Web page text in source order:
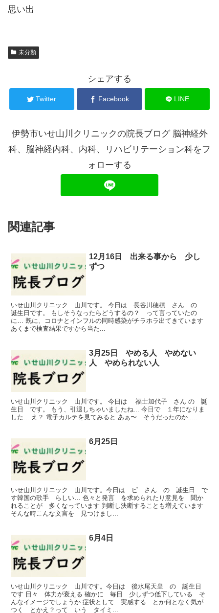
思い出
未分類
シェアする
Twitter Facebook LINE
伊勢市いせ山川クリニックの院長ブログ 脳神経外
科、脳神経内科、内科、リハビリテーション科をフ
ォローする
関連記事
12月16日 出来る事から 少し
ずつ
いせ山川クリニック 山川です。 今日は 長谷川穂積 さん の
誕生日です。 もしそうなったらどうするの？ って言っていたの
に… 既に、コロナとインフルの同時感染がチラホラ出てきています
あくまで検査結果ですから当た...
3月25日 やめる人 やめない
人 やめられない人
いせ山川クリニック 山川です。 今日は 福士加代子 さん の 誕
生日 です。 もう、引退しちゃいましたね... 今日で １年になりま
した... え？ 電子カルテを見てみると あぁ〜 そうだったのか.....
6月25日
いせ山川クリニック 山川です。今日は ピ さん の 誕生日 で
す韓国の歌手 らしい… 色々と発言 を求められたり意見を 聞か
れることが 多くなっています 判断し決断することも増えています
そんな時こんな文言を 見つけまし...
6月4日
いせ山川クリニック 山川です。今日は 後水尾天皇 の 誕生日
です 日々 体力が衰える 確かに 毎日 少しずつ低下している そ
んなイメージでしょうか 症状として 実感する とか何となく気が
つく とかえ？って いう タイミ...